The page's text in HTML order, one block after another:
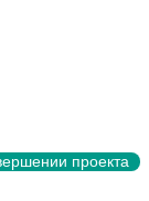
проекта